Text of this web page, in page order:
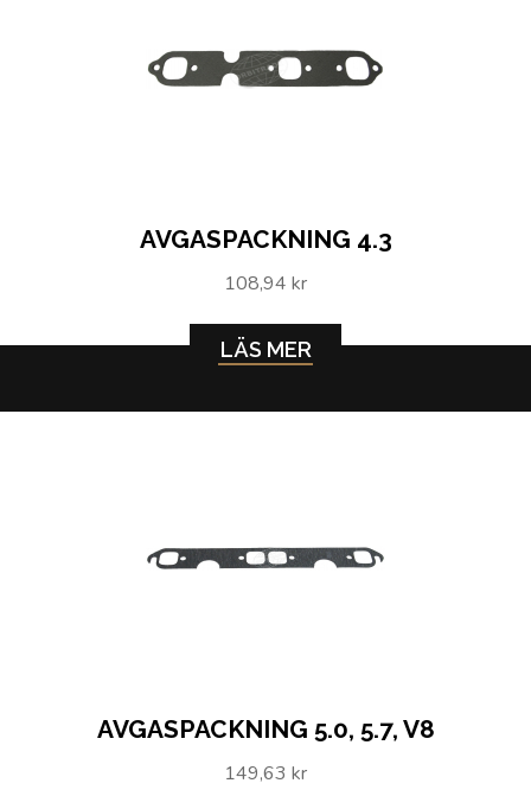
AVGASPACKNING 4.3
108,94 kr
LÄS MER
AVGASPACKNING 5.0, 5.7, V8
149,63 kr